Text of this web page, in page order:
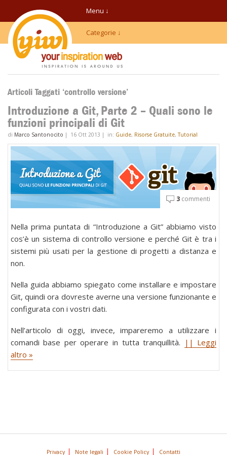
Menu ↓
Categorie ↓
Articoli Taggati ‘controllo versione’
Introduzione a Git, Parte 2 – Quali sono le
funzioni principali di Git
di Marco Santonocito | 16 Ott 2013 | in: Guide, Risorse Gratuite,Tutorial
3 commenti
Nella prima puntata di “Introduzione a Git” abbiamo visto
cos’è un sistema di controllo versione e perché Git è tra i
sistemi più usati per la gestione di progetti a distanza e
non.
Nella guida abbiamo spiegato come installare e impostare
Git, quindi ora dovreste averne una versione funzionante e
configurata con i vostri dati.
Nell’articolo di oggi, invece, impareremo a utilizzare i
comandi base per operare in tutta tranquillità. || Leggi
altro »
Privacy Note legali Cookie Policy Contatti